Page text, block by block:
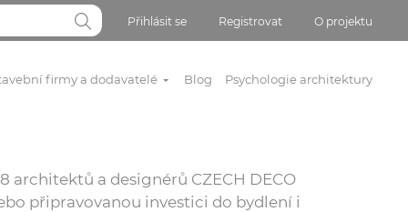
Přihlásit se Registrovat O projektu
firmy a dodavatelé Blog Psychologie architektury
architektů a designérů CZECH DECO
připravovanou investici do bydlení i